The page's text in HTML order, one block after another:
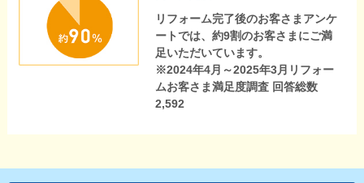
リフォーム完了後のお客さまアンケ
ートでは、約9割のお客さまにご満
足いただいています。
※2024年4月～2025年3月リフォー
ムお客さま満足度調査 回答総数
2,592